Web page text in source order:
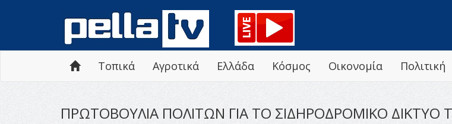
Τοπικά Αγροτικά Ελλάδα Κόσμος Οικονομία Πολιτική
ΠΡΩΤΟΒΟΥΛΙΑ ΠΟΛΙΤΩΝ ΓΙΑ ΤΟ ΣΙΔΗΡΟΔΡΟΜΙΚΟ ΔΙΚΤΥΟ